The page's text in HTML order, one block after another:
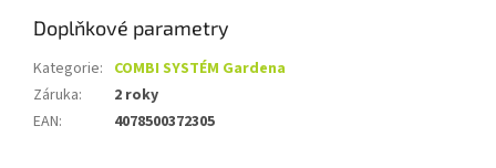
Doplňkové parametry
Kategorie: COMBI SYSTÉM Gardena
Záruka:
2 roky
EAN: 4078500372305